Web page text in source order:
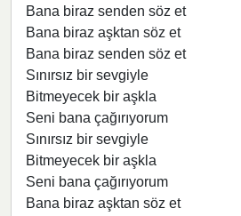
Bana biraz senden söz et
Bana biraz aşktan söz et
Bana biraz senden söz et
Sınırsız bir sevgiyle
Bitmeyecek bir aşkla
Seni bana çağırıyorum
Sınırsız bir sevgiyle
Bitmeyecek bir aşkla
Seni bana çağırıyorum
Bana biraz aşktan söz et